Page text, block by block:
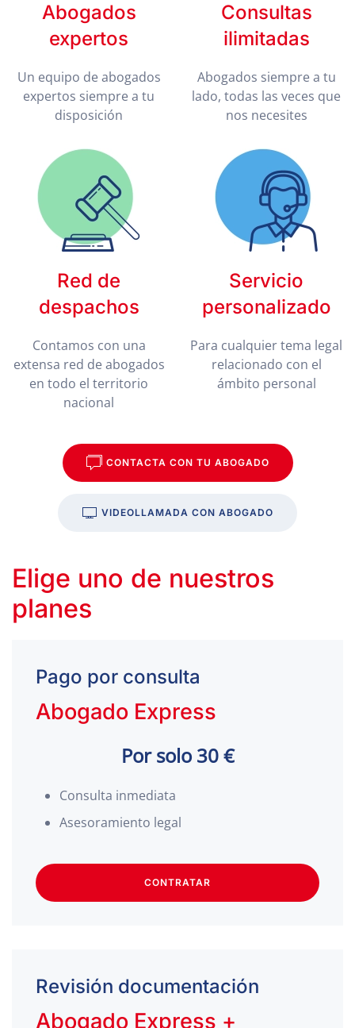
Abogados
expertos
Un equipo de abogados
expertos siempre a tu
disposición
Consultas
ilimitadas
Abogados siempre a tu
lado, todas las veces que
nos necesites
Red de
despachos
Contamos con una
extensa red de abogados
en todo el territorio
nacional
Servicio
personalizado
Para cualquier tema legal
relacionado con el
ámbito personal
CONTACTA CON TU ABOGADO
VIDEOLLAMADA CON ABOGADO
Elige uno de nuestros
planes
Pago por consulta
Abogado Express
Por solo 30 €
Consulta inmediata
Asesoramiento legal
CONTRATAR
Revisión documentación
Abogado Express +